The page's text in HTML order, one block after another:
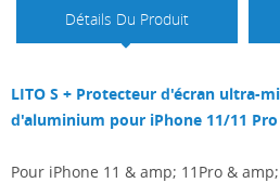
Détails Du Produit
LITO S + Protecteur d'écran ultra-
d'aluminium pour iPhone 11/11
Pour iPhone 11 & amp; 11Pro &